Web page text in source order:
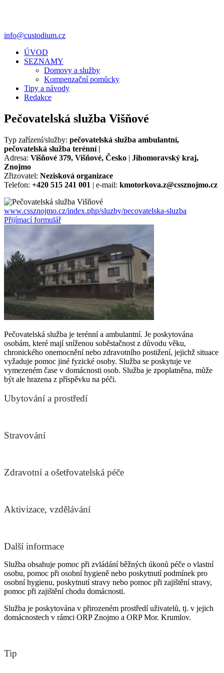
info@custodium.cz
ÚVOD
SEZNAMY
Domovy a služby
Kompenzační pomůcky
Tipy a návody
Redakce
Pečovatelská služba Višňové
Typ zařízení/služby: pečovatelská služba ambulantní,
pečovatelská služba terénní |
Adresa: Višňové 379, Višňové, Česko | Jihomoravský kraj,
Znojmo
Zřizovatel: Nezisková organizace
Telefon: +420 515 241 001 | e-mail: kmotorkova.z@cssznojmo.cz
www.cssznojmo.cz/index.php/sluzby/pecovatelska-sluzba
Přijímací formulář
Pečovatelská služba je terénní a ambulantní. Je poskytována
osobám, které mají sníženou soběstačnost z důvodu věku,
chronického onemocnění nebo zdravotního postižení, jejichž situace
vyžaduje pomoc jiné fyzické osoby. Služba se poskytuje ve
vymezeném čase v domácnosti osob. Služba je zpoplatněna, může
být ale hrazena z příspěvku na péči.
Ubytování a prostředí
Stravování
Zdravotní a ošetřovatelská péče
Aktivizace, vzdělávání
Další informace
Služba obsahuje pomoc při zvládání běžných úkonů péče o vlastní
osobu, pomoc při osobní hygieně nebo poskytnutí podmínek pro
osobní hygienu, poskytnutí stravy nebo pomoc při zajištění stravy,
pomoc při zajištění chodu domácnosti.
Služba je poskytována v přirozeném prostředí uživatelů, tj. v jejich
domácnostech v rámci ORP Znojmo a ORP Mor. Krumlov.
Tip